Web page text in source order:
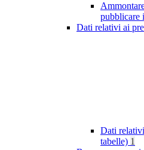
pubblicare
Dati relativi ai
Dati
tabelle) 1